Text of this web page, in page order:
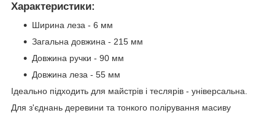
Характеристики:
Ширина леза - 6 мм
Загальна довжина - 215 мм
Довжина ручки - 90 мм
Довжина леза - 55 мм
Ідеально підходить для майстрів і теслярів - універсальна.
Для з'єднань деревини та тонкого полірування масиву